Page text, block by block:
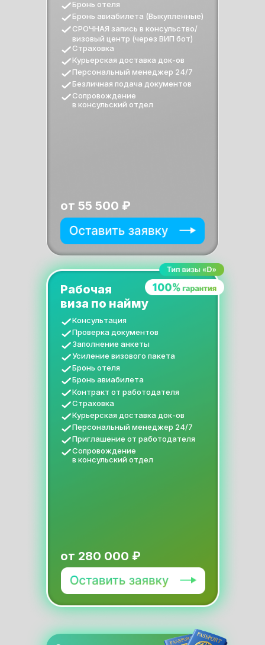
Бронь отеля
Бронь авиабилета (Выкупленные)
СРОЧНАЯ запись в консульство/
визовый центр (через ВИП бот)
Страховка
Курьерская доставка док-ов
Персональный менеджер 24/7
Безличная подача документов
Сопровождение
в консульский отдел
от 55 500 ₽
Рабочая
виза по найму
Консультация
Проверка документов
Заполнение анкеты
Усиление визового пакета
Бронь отеля
Бронь авиабилета
Контракт от работодателя
Страховка
Курьерская доставка док-ов
Персональный менеджер 24/7
Приглашение от работодателя
Сопровождение
в консульский отдел
от 280 000 ₽